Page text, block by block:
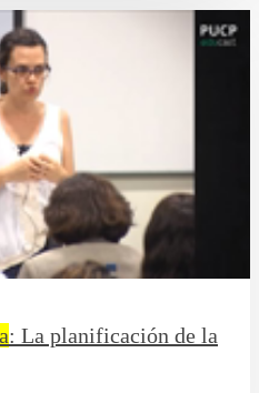
: La planificación de la